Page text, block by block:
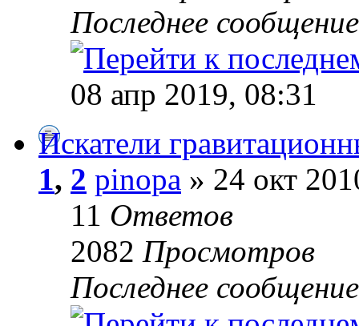
Последнее
08 апр 2019, 08:31
Искатели
1, 2 pinopa » 24 окт
11 Ответов
2082 Просмотров
Последнее